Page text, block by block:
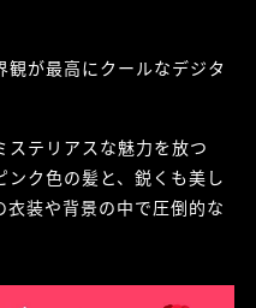
が最高にクールなデジタ
テリアスな魅力を放つ
ンク色の髪と、鋭くも美し
装や背景の中で圧倒的な